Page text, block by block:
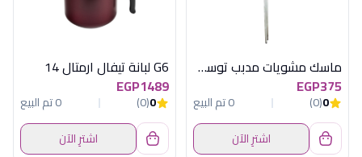
ماسك مشويات مدبب توسكوما
EGP375
0
(0)
0 تم البيع
اشترِ الآن
G6 لبانة تيفال ارمتال 14
EGP1489
0
(0)
0 تم البيع
اشترِ الآن